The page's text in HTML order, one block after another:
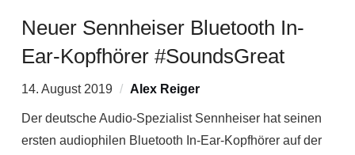
Neuer Sennheiser Bluetooth In-
Ear-Kopfhörer #SoundsGreat
14. August 2019 Alex Reiger
Der deutsche Audio-Spezialist Sennheiser hat seinen
ersten audiophilen Bluetooth In-Ear-Kopfhörer auf der